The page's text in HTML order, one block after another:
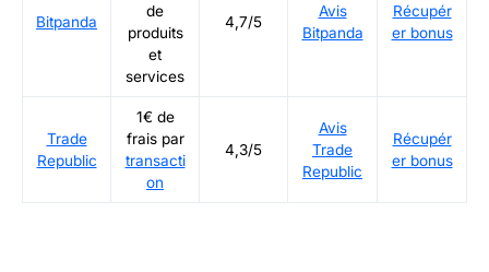
Bitpanda
de
produits
et
services
4,7/5
Avis
Bitpanda
Récupér
er bonus
Trade
Republic
1€ de
frais par
transacti
on
4,3/5
Avis
Trade
Republic
Récupér
er bonus